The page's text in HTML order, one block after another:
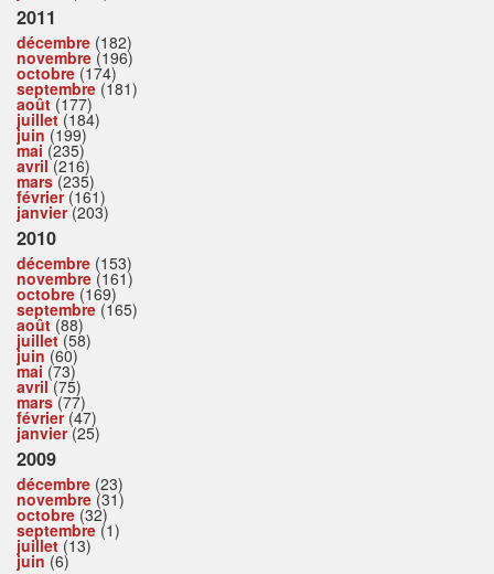
2011
décembre (182)
novembre (196)
octobre (174)
septembre (181)
août (177)
juillet(184)
juin (199)
mai (235)
avril(216)
mars(235)
février(161)
janvier(203)
2010
décembre (153)
novembre (161)
octobre (169)
septembre (165)
août (88)
juillet(58)
juin (60)
mai (73)
avril(75)
mars(77)
février(47)
janvier(25)
2009
décembre (23)
novembre (31)
octobre (32)
septembre (1)
juillet (13)
juin (6)